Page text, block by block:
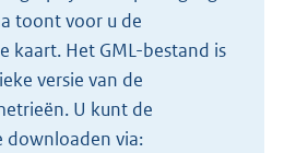
e
:
2
K
b
toont voor u de
kaart. Het GML-bestand is
versie van de
U kunt de
downloaden via: